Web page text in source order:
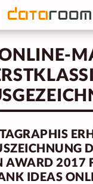
AWARD 2017
IDEAS